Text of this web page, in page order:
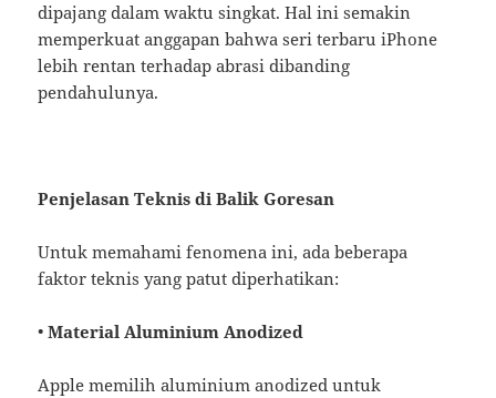
dipajang dalam waktu singkat. Hal ini semakin
memperkuat anggapan bahwa seri terbaru iPhone
lebih rentan terhadap abrasi dibanding
pendahulunya.
Penjelasan Teknis di Balik Goresan
Untuk memahami fenomena ini, ada beberapa
faktor teknis yang patut diperhatikan:
•Material Aluminium Anodized
Apple memilih aluminium anodized untuk